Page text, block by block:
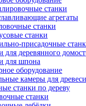
станки
агрегаты
станки
станки
присадочные
для деревянного
для шпона
оборудование
камеры для
станки по дереву
станки